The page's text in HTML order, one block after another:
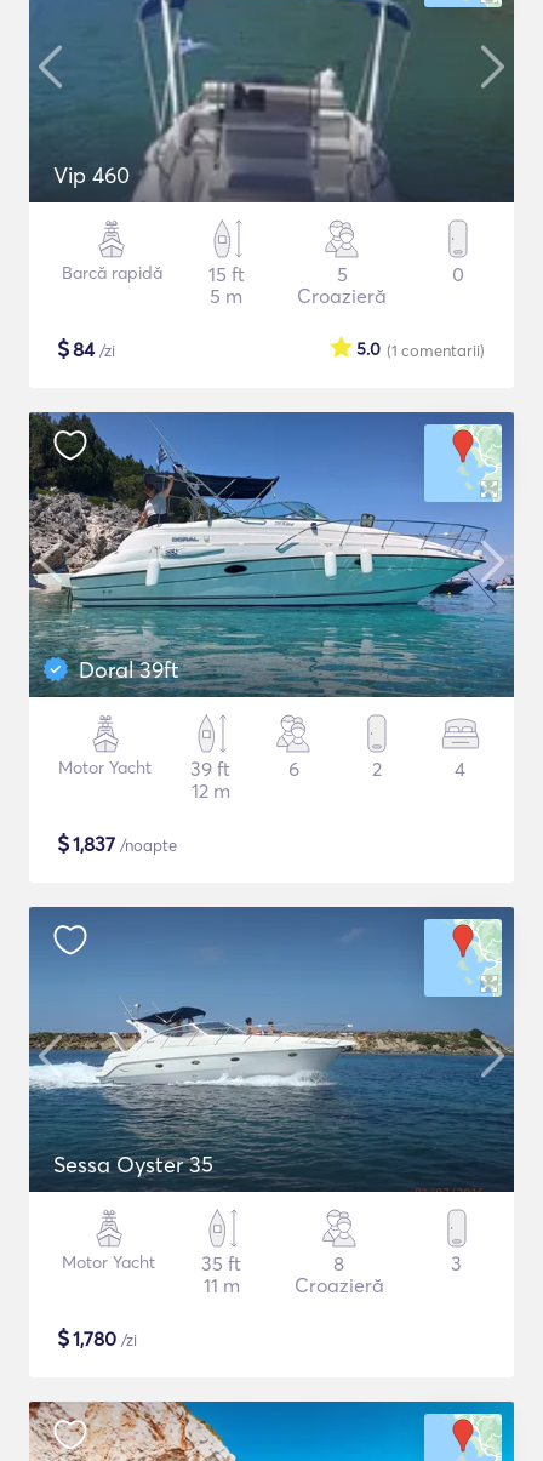
Vip 460
Barcă rapidă
15 ft
5 m
5
Croazieră
0
$84/zi (1 comentarii)
5.0
Doral 39ft
Motor Yacht
39 ft
12 m
6 2 4
$1,837 /noapte
Sessa Oyster 35
Motor Yacht
35 ft
11 m
8
Croazieră
3
$1,780 /zi